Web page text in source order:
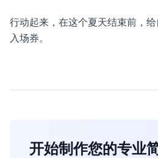
行动起来，在这个夏天结束前，
入场券。
开始制作您的专业